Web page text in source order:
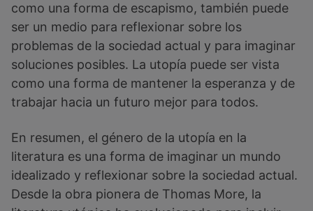
como una forma de escapismo, también puede
ser un medio para reflexionar sobre los
problemas de la sociedad actual y para imaginar
soluciones posibles. La utopía puede ser vista
como una forma de mantener la esperanza y de
trabajar hacia un futuro mejor para todos.
En resumen, el género de la utopía en la
literatura es una forma de imaginar un mundo
idealizado y reflexionar sobre la sociedad actual.
Desde la obra pionera de Thomas More, la